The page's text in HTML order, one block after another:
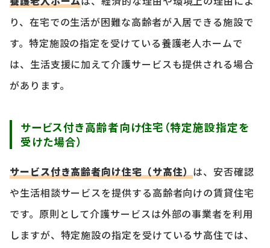
り、在宅での生活が困難な高齢者が入居できる施設で
す。特定施設の指定を受けている養護老人ホームで
は、生活支援に加えて介護サービスも提供される場合
があります。
サービス付き高齢者向け住宅（特定施設指定を
受けた場合）
サービス付き高齢者向け住宅（サ高住）は、安否確認
や生活相談サービスを提供する高齢者向けの賃貸住宅
です。原則として介護サービスは外部の事業者を利用
しますが、特定施設の指定を受けているサ高住では、